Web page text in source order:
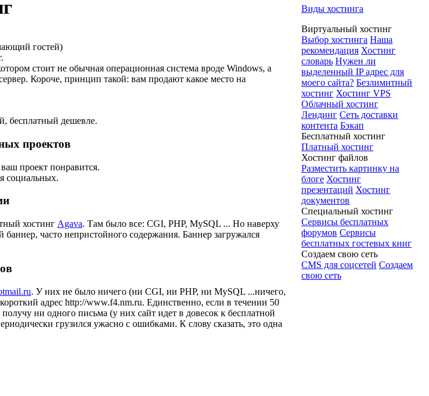
гостей)
стоит не обычная операционная система вроде Windows, а
Короче, принцип такой: вам продают какое место на
бесплатный дешевле.
проектов
проект понравится.
социальных.
хостинг Agava. Там было все: CGI, PHP, MySQL ... Но наверху
часто непристойного содержания. Баннер загружался
. У них не было ничего (ни CGI, ни PHP, ни MySQL ...ничего,
адрес http://www.f4.nm.ru. Единственно, если в течении 50
ни одного письма (у них сайт идет в довесок к бесплатной
грузился ужасно с ошибками. К слову сказать, это одна
Виды хостинга
Виртуальный хостинг
Выбор хостинга Наша
рекомендация Хостинг
словарь Нужен ли
выделенный IP адрес для
моего сайта? Безлимитный
хостинг Хостинг VPS
Облачный хостинг
Лендинг Сеть доставки
контента Бэкап
Бесплатный хостинг
Платный хостинг
Хостинг файлов
Разместить картинку на
блоге Хостинг
презентаций Хостинг
документов
Специальный хостинг
Сервисы бесплатных
форумов Сервисы
бесплатных гостевых книг
Создаем свою сеть
CMS для соцсетей Создаем
свою сеть